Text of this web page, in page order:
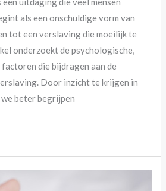
als een onschuldige vorm van
tot een verslaving die moeilijk te
onderzoekt de psychologische,
die bijdragen aan de
Door inzicht te krijgen in
beter begrijpen